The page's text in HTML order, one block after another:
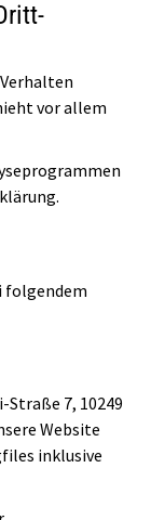
vor allem
folgendem
7, 10249
Website
inklusive